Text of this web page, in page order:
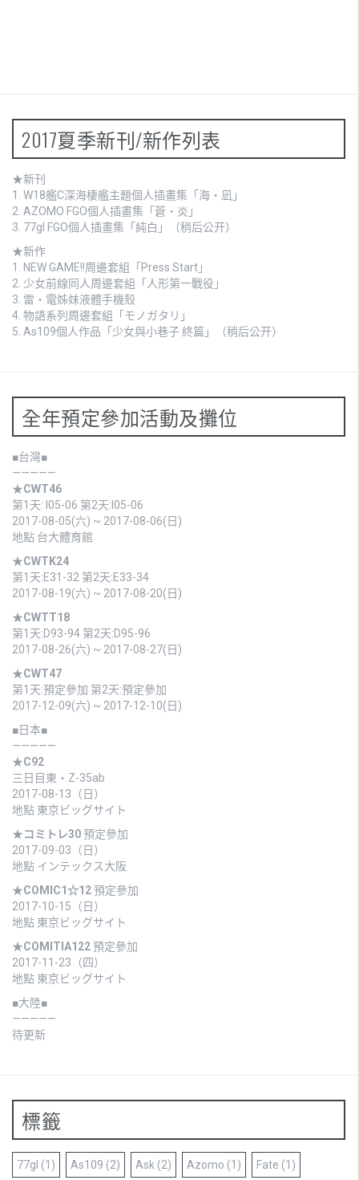
2017夏季新刊/新作列表
★新刊
1. W18艦C深海棲艦主題個人插畫集「海・凪」
2. AZOMO FGO個人插畫集「蒼・炎」
3. 77gl FGO個人插畫集「純白」（稍后公开）
★新作
1.
NEW GAME!!周邊套組「Press Start」
2. 少女前線同人周邊套組「人形第一戰役」
3. 雷・電姊妹液體手機殼
4. 物語系列周邊套組「モノガタリ」
5. As109個人作品「少女與小巷子 終篇」（稍后公开）
全年預定參加活動及攤位
■台灣■
—————
★CWT46
第1天: I05-06 第2天:I05-06
2017-08-05(六) ~ 2017-08-06(日)
地點 台大體育館
★CWTK24
第1天:E31-32 第2天:E33-34
2017-08-19(六) ~ 2017-08-20(日)
★CWTT18
第1天:D93-94 第2天:D95-96
2017-08-26(六) ~ 2017-08-27(日)
★CWT47
第1天:預定參加 第2天:預定參加
2017-12-09(六) ~ 2017-12-10(日)
■日本■
—————
★C92
三日目東・Z-35ab
2017-08-13（日）
地點 東京ビッグサイト
★コミトレ30預定參加
2017-09-03（日）
地點 インテックス大阪
★COMIC1☆12預定參加
2017-10-15（日）
地點 東京ビッグサイト
★COMITIA122預定參加
2017-11-23（四）
地點 東京ビッグサイト
■大陸■
—————
待更新
標籤
77gl (1) As109 (2) Ask (2) Azomo (1) Fate (1)